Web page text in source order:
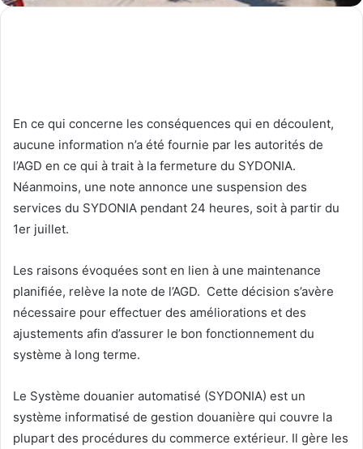
En ce qui concerne les conséquences qui en découlent,
aucune information n’a été fournie par les autorités de
l’AGD en ce qui à trait à la fermeture du SYDONIA.
Néanmoins, une note annonce une suspension des
services du SYDONIA pendant 24 heures, soit à partir du
1er juillet.
Les raisons évoquées sont en lien à une maintenance
planifiée, relève la note de l’AGD. Cette décision s’avère
nécessaire pour effectuer des améliorations et des
ajustements afin d’assurer le bon fonctionnement du
système à long terme.
Le Système douanier automatisé (SYDONIA) est un
système informatisé de gestion douanière qui couvre la
plupart des procédures du commerce extérieur. Il gère les